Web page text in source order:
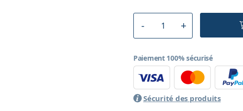
Paiement 100% sécurisé
Sécurité des produits